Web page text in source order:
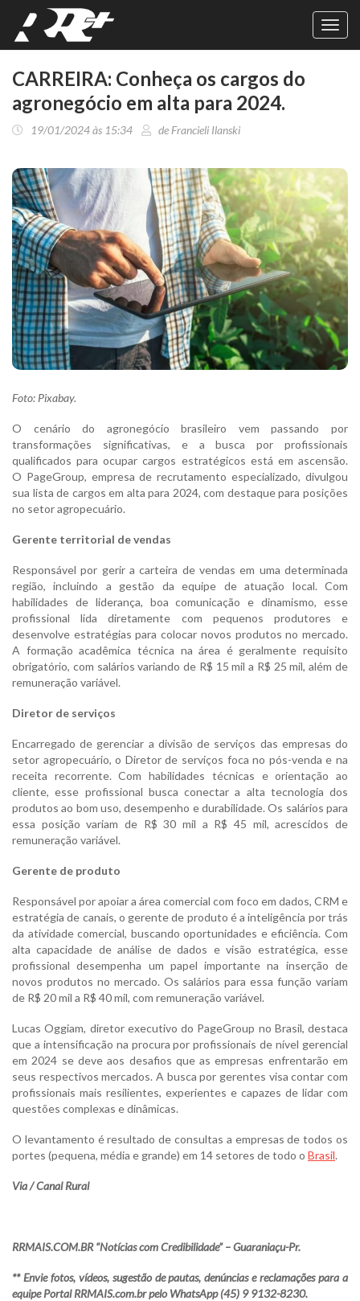
CARREIRA: Conheça os cargos do
agronegócio em alta para 2024.
19/01/2024 às 15:34 de Francieli Ilanski
Foto: Pixabay.
O cenário do agronegócio brasileiro vem passando por
transformações significativas, e a busca por profissionais
qualificados para ocupar cargos estratégicos está em ascensão.
O PageGroup, empresa de recrutamento especializado, divulgou
sua lista de cargos em alta para 2024, com destaque para posições
no setor agropecuário.
Gerente territorial de vendas
Responsável por gerir a carteira de vendas em uma determinada
região, incluindo a gestão da equipe de atuação local. Com
habilidades de liderança, boa comunicação e dinamismo, esse
profissional lida diretamente com pequenos produtores e
desenvolve estratégias para colocar novos produtos no mercado.
A formação acadêmica técnica na área é geralmente requisito
obrigatório, com salários variando de R$ 15 mil a R$ 25 mil, além de
remuneração variável.
Diretor de serviços
Encarregado de gerenciar a divisão de serviços das empresas do
setor agropecuário, o Diretor de serviços foca no pós-venda e na
receita recorrente. Com habilidades técnicas e orientação ao
cliente, esse profissional busca conectar a alta tecnologia dos
produtos ao bom uso, desempenho e durabilidade. Os salários para
essa posição variam de R$ 30 mil a R$ 45 mil, acrescidos de
remuneração variável.
Gerente de produto
Responsável por apoiar a área comercial com foco em dados, CRM e
estratégia de canais, o gerente de produto é a inteligência por trás
da atividade comercial, buscando oportunidades e eficiência. Com
alta capacidade de análise de dados e visão estratégica, esse
profissional desempenha um papel importante na inserção de
novos produtos no mercado. Os salários para essa função variam
de R$ 20 mil a R$ 40 mil, com remuneração variável.
Lucas Oggiam, diretor executivo do PageGroup no Brasil, destaca
que a intensificação na procura por profissionais de nível gerencial
em 2024 se deve aos desafios que as empresas enfrentarão em
seus respectivos mercados. A busca por gerentes visa contar com
profissionais mais resilientes, experientes e capazes de lidar com
questões complexas e dinâmicas.
O levantamento é resultado de consultas a empresas de todos os
portes (pequena, média e grande) em 14 setores de todo o Brasil.
Via / Canal Rural
RRMAIS.COM.BR “Notícias com Credibilidade” – Guaraniaçu-Pr.
** Envie fotos, vídeos, sugestão de pautas, denúncias e reclamações para a
equipe Portal RRMAIS.com.br pelo WhatsApp (45) 9 9132-8230.